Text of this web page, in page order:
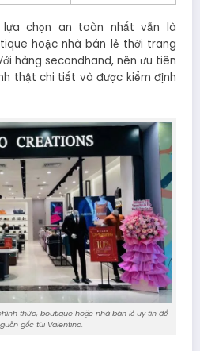
lựa chọn an toàn nhất vẫn là
hoặc nhà bán lẻ thời trang
hàng secondhand, nên ưu tiên
thật chi tiết và được kiểm định
thức, boutique hoặc nhà bán lẻ uy tín để
gốc túi Valentino.